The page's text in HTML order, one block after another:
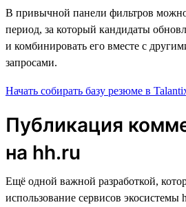
В привычной панели фильтров
период, за который кандидаты
и комбинировать его вместе с
запросами.
Начать собирать базу резюме в
Публикация
на hh.ru
Ещё одной важной разработкой,
использование сервисов экосистемы